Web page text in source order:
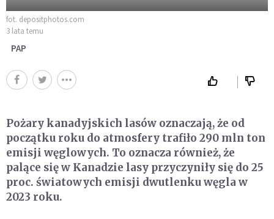
fot. depositphotos.com
3 lata temu
PAP
Pożary kanadyjskich lasów oznaczają, że od
początku roku do atmosfery trafiło 290 mln ton
emisji węglowych. To oznacza również, że
palące się w Kanadzie lasy przyczyniły się do 25
proc. światowych emisji dwutlenku węgla w
2023 roku.